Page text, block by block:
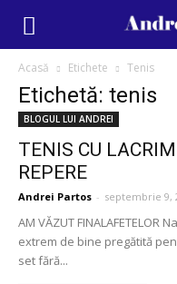
Acasă Etichete Tenis
Etichetă: tenis
BLOGUL LUI ANDREI
TENIS CU
REPERE
Andrei Partos - septembrie 9,
AM VĂZUT FINALAFETELOR
extrem de bine pregătită
set fără...